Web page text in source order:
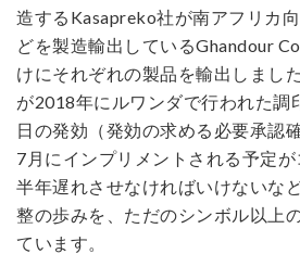
造するKasapreko社が南アフリカ
どを製造輸出しているGhandour
けにそれぞれの製品を輸出しまし
が2018年にルワンダで行われた調
日の発効（発効の求める必要承認
7月にインプリメントされる予定が
半年遅れさせなければいけないな
整の歩みを、ただのシンボル以上
ています。